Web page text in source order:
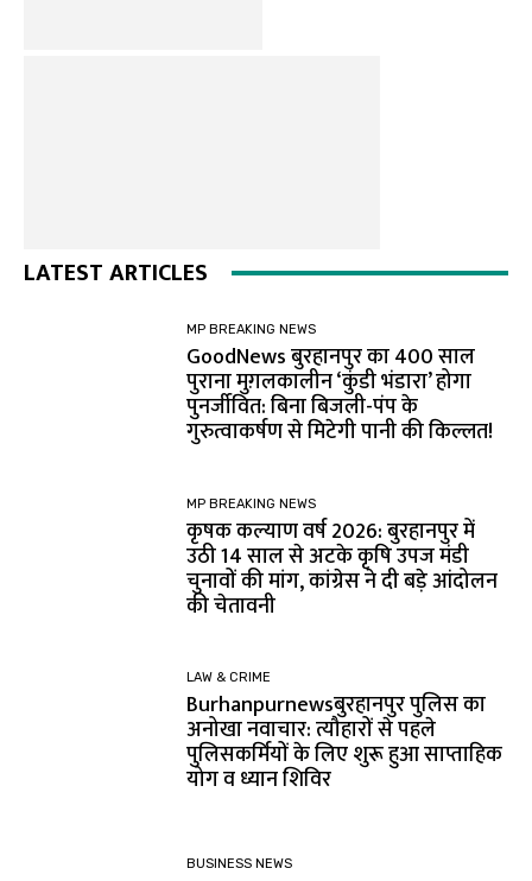
LATEST ARTICLES
MP BREAKING NEWS
GoodNews बुरहानपुर का 400 साल
पुराना मुग़लकालीन ‘कुंडी भंडारा’ होगा
पुनर्जीवित: बिना बिजली-पंप के
गुरुत्वाकर्षण से मिटेगी पानी की किल्लत!
MP BREAKING NEWS
कृषक कल्याण वर्ष 2026: बुरहानपुर में
उठी 14 साल से अटके कृषि उपज मंडी
चुनावों की मांग, कांग्रेस ने दी बड़े आंदोलन
की चेतावनी
LAW & CRIME
Burhanpurnewsबुरहानपुर पुलिस का
अनोखा नवाचार: त्यौहारों से पहले
पुलिसकर्मियों के लिए शुरू हुआ साप्ताहिक
योग व ध्यान शिविर
BUSINESS NEWS